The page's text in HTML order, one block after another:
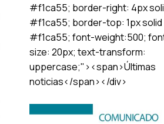
#f1ca55; border-right: 4px
#f1ca55; border-top: 1px solid
#f1ca55; font-weight:500;
size: 20px; text-transform:
uppercase;"><span>Últimas
noticias</span></div>